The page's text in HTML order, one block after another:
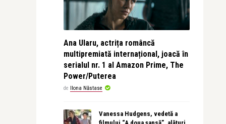
Ana Ularu, actrița româncă
multipremiată internațional, joacă în
serialul nr. 1 al Amazon Prime, The
Power/Puterea
de Ilona Năstase
Vanessa Hudgens, vedetă a